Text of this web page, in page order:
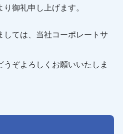
御礼申し上げます。
しては、当社コーポレートサ
うぞよろしくお願いいたしま